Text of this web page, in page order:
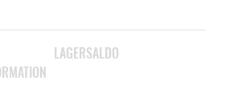
LAGERSALDO